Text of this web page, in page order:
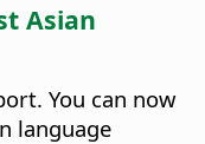
Asian
You can now
language